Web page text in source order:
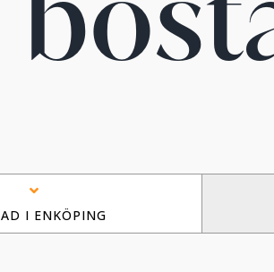
I ENKÖPING